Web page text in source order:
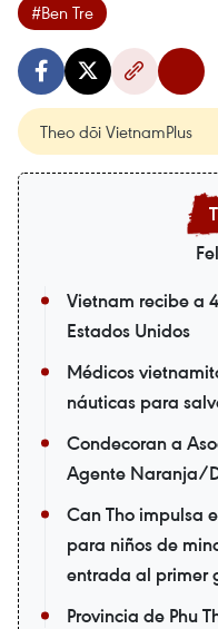
#Ben Tre
Theo dõi VietnamPlus
Vietnam recibe a
Estados Unidos
Médicos
náuticas para
Condecoran a
Agente Naranja/
Can Tho impulsa
para niños de
entrada al primer
Provincia de Phu